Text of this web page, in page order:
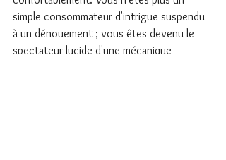
simple consommateur d'intrigue suspendu
à un dénouement ; vous êtes devenu le
spectateur lucide d'une mécanique